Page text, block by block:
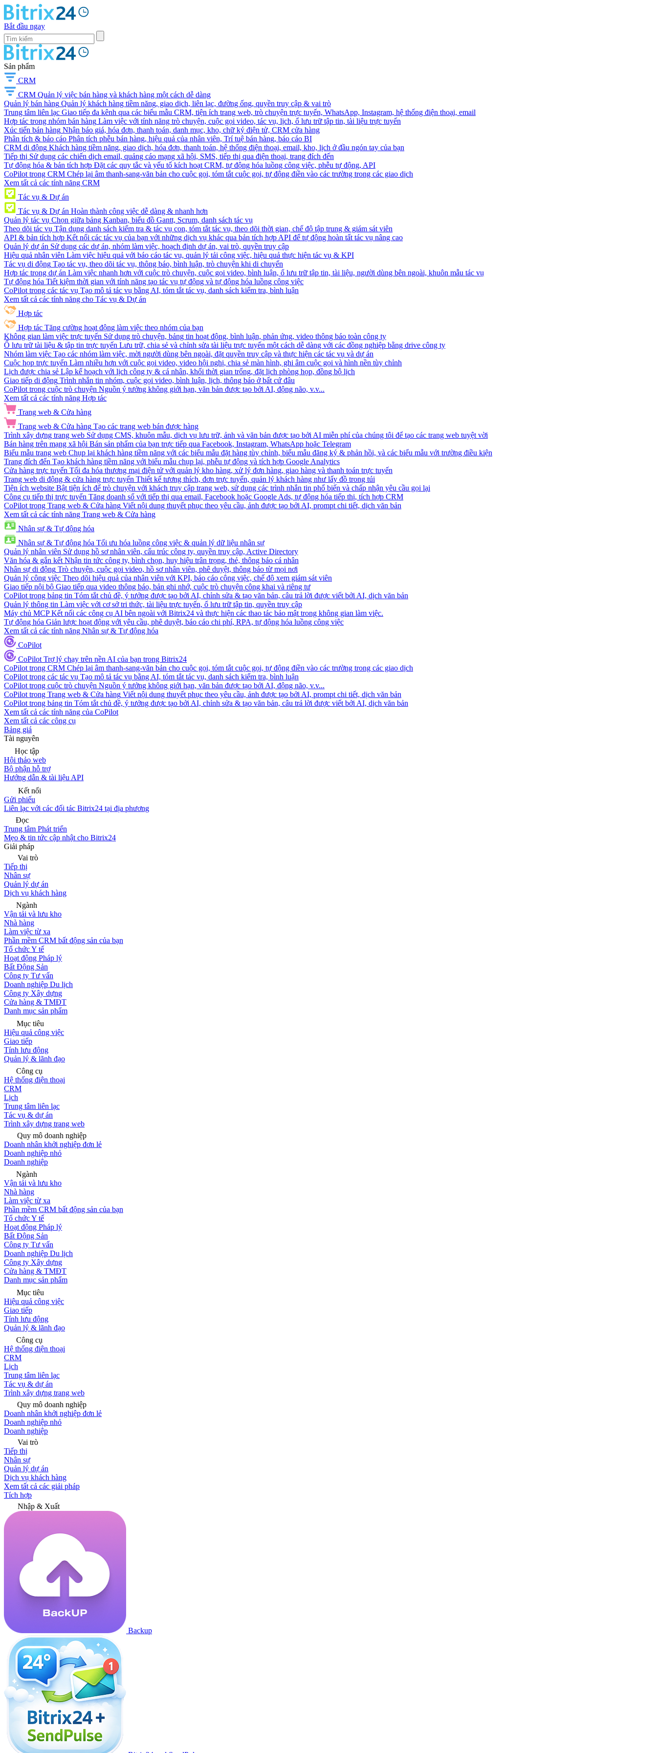
Bắt đầu ngay
Sản phẩm
CRM
CRM Quản lý việc bán hàng và khách hàng một cách dễ dàng
Quản lý bán hàng Quản lý khách hàng tiềm năng, giao dịch, liên lạc, đường ống, quyền truy cập & vai trò
Trung tâm liên lạc Giao tiếp đa kênh qua các biểu mẫu CRM, tiện ích trang web, trò chuyện trực tuyến, WhatsApp, Instagram, hệ thống điện thoại, email
Hợp tác trong nhóm bán hàng Làm việc với tính năng trò chuyện, cuộc gọi video, tác vụ, lịch, ổ lưu trữ tập tin, tài liệu trực tuyến
Xúc tiến bán hàng Nhận báo giá, hóa đơn, thanh toán, danh mục, kho, chữ ký điện tử, CRM cửa hàng
Phân tích & báo cáo Phân tích phễu bán hàng, hiệu quả của nhân viên, Trí tuệ bán hàng, báo cáo BI
CRM di động Khách hàng tiềm năng, giao dịch, hóa đơn, thanh toán, hệ thống điện thoại, email, kho, lịch ở đầu ngón tay của bạn
Tiếp thị Sử dụng các chiến dịch email, quảng cáo mạng xã hội, SMS, tiếp thị qua điện thoại, trang đích đến
Tự động hóa & bản tích hợp Đặt các quy tắc và yếu tố kích hoạt CRM, tự động hóa luồng công việc, phễu tự động, API
CoPilot trong CRM Chép lại âm thanh-sang-văn bản cho cuộc gọi, tóm tắt cuộc gọi, tự động điền vào các trường trong các giao dịch
Xem tất cả các tính năng CRM
Tác vụ & Dự án
Tác vụ & Dự án Hoàn thành công việc dễ dàng & nhanh hơn
Quản lý tác vụ Chọn giữa bảng Kanban, biểu đồ Gantt, Scrum, danh sách tác vụ
Theo dõi tác vụ Tận dụng danh sách kiểm tra & tác vụ con, tóm tắt tác vụ, theo dõi thời gian, chế độ tập trung & giám sát viên
API & bản tích hợp Kết nối các tác vụ của bạn với những dịch vụ khác qua bản tích hợp API để tự động hoàn tất tác vụ nâng cao
Quản lý dự án Sử dụng các dự án, nhóm làm việc, hoạch định dự án, vai trò, quyền truy cập
Hiệu quả nhân viên Làm việc hiệu quả với báo cáo tác vụ, quản lý tải công việc, hiệu quả thực hiện tác vụ & KPI
Tác vụ di động Tạo tác vụ, theo dõi tác vụ, thông báo, bình luận, trò chuyện khi di chuyển
Hợp tác trong dự án Làm việc nhanh hơn với cuộc trò chuyện, cuộc gọi video, bình luận, ổ lưu trữ tập tin, tài liệu, người dùng bên ngoài, khuôn mẫu tác vụ
Tự động hóa Tiết kiệm thời gian với tính năng tạo tác vụ tự động và tự động hóa luồng công việc
CoPilot trong các tác vụ Tạo mô tả tác vụ bằng AI, tóm tắt tác vụ, danh sách kiểm tra, bình luận
Xem tất cả các tính năng cho Tác vụ & Dự án
Hợp tác
Hợp tác Tăng cường hoạt động làm việc theo nhóm của bạn
Không gian làm việc trực tuyến Sử dụng trò chuyện, bảng tin hoạt động, bình luận, phản ứng, video thông báo toàn công ty
Ổ lưu trữ tài liệu & tập tin trực tuyến Lưu trữ, chia sẻ và chỉnh sửa tài liệu trực tuyến một cách dễ dàng với các đồng nghiệp bằng drive công ty
Nhóm làm việc Tạo các nhóm làm việc, mời người dùng bên ngoài, đặt quyền truy cập và thực hiện các tác vụ và dự án
Cuộc họp trực tuyến Làm nhiều hơn với cuộc gọi video, video hội nghị, chia sẻ màn hình, ghi âm cuộc gọi và hình nền tùy chỉnh
Lịch được chia sẻ Lập kế hoạch với lịch công ty & cá nhân, khối thời gian trống, đặt lịch phòng họp, đồng bộ lịch
Giao tiếp di động Trình nhắn tin nhóm, cuộc gọi video, bình luận, lịch, thông báo ở bất cứ đâu
CoPilot trong cuộc trò chuyện Nguồn ý tưởng không giới hạn, văn bản được tạo bởi AI, động não, v.v...
Xem tất cả các tính năng Hợp tác
Trang web & Cửa hàng
Trang web & Cửa hàng Tạo các trang web bán được hàng
Trình xây dựng trang web Sử dụng CMS, khuôn mẫu, dịch vụ lưu trữ, ảnh và văn bản được tạo bởi AI miễn phí của chúng tôi để tạo các trang web tuyệt vời
Bán hàng trên mạng xã hội Bán sản phẩm của bạn trực tiếp qua Facebook, Instagram, WhatsApp hoặc Telegram
Biểu mẫu trang web Chụp lại khách hàng tiềm năng với các biểu mẫu đặt hàng tùy chỉnh, biểu mẫu đăng ký & phản hồi, và các biểu mẫu với trường điều kiện
Trang đích đến Tạo khách hàng tiềm năng với biểu mẫu chụp lại, phễu tự động và tích hợp Google Analytics
Cửa hàng trực tuyến Tối đa hóa thương mại điện tử với quản lý kho hàng, xử lý đơn hàng, giao hàng và thanh toán trực tuyến
Trang web di động & cửa hàng trực tuyến Thiết kế tương thích, đơn trực tuyến, quản lý khách hàng như lấy đồ trong túi
Tiện ích website Bật tiện ích để trò chuyện với khách truy cập trang web, sử dụng các trình nhắn tin phổ biến và chấp nhận yêu cầu gọi lại
Công cụ tiếp thị trực tuyến Tăng doanh số với tiếp thị qua email, Facebook hoặc Google Ads, tự động hóa tiếp thị, tích hợp CRM
CoPilot trong Trang web & Cửa hàng Viết nội dung thuyết phục theo yêu cầu, ảnh được tạo bởi AI, prompt chi tiết, dịch văn bản
Xem tất cả các tính năng Trang web & Cửa hàng
Nhân sự & Tự động hóa
Nhân sự & Tự động hóa Tối ưu hóa luồng công việc & quản lý dữ liệu nhân sự
Quản lý nhân viên Sử dụng hồ sơ nhân viên, cấu trúc công ty, quyền truy cập, Active Directory
Văn hóa & gắn kết Nhận tin tức công ty, bình chọn, huy hiệu trân trọng, thẻ, thông báo cá nhân
Nhân sự di động Trò chuyện, cuộc gọi video, hồ sơ nhân viên, phê duyệt, thông báo từ mọi nơi
Quản lý công việc Theo dõi hiệu quả của nhân viên với KPI, báo cáo công việc, chế độ xem giám sát viên
Giao tiếp nội bộ Giao tiếp qua video thông báo, bản ghi nhớ, cuộc trò chuyện công khai và riêng tư
CoPilot trong bảng tin Tóm tắt chủ đề, ý tưởng được tạo bởi AI, chỉnh sửa & tạo văn bản, câu trả lời được viết bởi AI, dịch văn bản
Quản lý thông tin Làm việc với cơ sở tri thức, tài liệu trực tuyến, ổ lưu trữ tập tin, quyền truy cập
Máy chủ MCP Kết nối các công cụ AI bên ngoài với Bitrix24 và thực hiện các thao tác bảo mật trong không gian làm việc.
Tự động hóa Giản lược hoạt động với yêu cầu, phê duyệt, báo cáo chi phí, RPA, tự động hóa luồng công việc
Xem tất cả các tính năng Nhân sự & Tự động hóa
CoPilot
CoPilot Trợ lý chạy trên nền AI của bạn trong Bitrix24
CoPilot trong CRM Chép lại âm thanh-sang-văn bản cho cuộc gọi, tóm tắt cuộc gọi, tự động điền vào các trường trong các giao dịch
CoPilot trong các tác vụ Tạo mô tả tác vụ bằng AI, tóm tắt tác vụ, danh sách kiểm tra, bình luận
CoPilot trong cuộc trò chuyện Nguồn ý tưởng không giới hạn, văn bản được tạo bởi AI, động não, v.v...
CoPilot trong Trang web & Cửa hàng Viết nội dung thuyết phục theo yêu cầu, ảnh được tạo bởi AI, prompt chi tiết, dịch văn bản
CoPilot trong bảng tin Tóm tắt chủ đề, ý tưởng được tạo bởi AI, chỉnh sửa & tạo văn bản, câu trả lời được viết bởi AI, dịch văn bản
Xem tất cả các tính năng của CoPilot
Xem tất cả các công cụ
Bảng giá
Tài nguyên
Học tập
Hội thảo web
Bộ phận hỗ trợ
Hướng dẫn & tài liệu API
Kết nối
Gửi phiếu
Liên lạc với các đối tác Bitrix24 tại địa phương
Đọc
Trung tâm Phát triển
Mẹo & tin tức cập nhật cho Bitrix24
Giải pháp
Vai trò
Tiếp thị
Nhân sự
Quản lý dự án
Dịch vụ khách hàng
Ngành
Vận tải và lưu kho
Nhà hàng
Làm việc từ xa
Phần mềm CRM bất động sản của bạn
Tổ chức Y tế
Hoạt động Pháp lý
Bất Động Sản
Công ty Tư vấn
Doanh nghiệp Du lịch
Công ty Xây dựng
Cửa hàng & TMĐT
Danh mục sản phẩm
Mục tiêu
Hiệu quả công việc
Giao tiếp
Tính lưu động
Quản lý & lãnh đạo
Công cụ
Hệ thống điện thoại
CRM
Lịch
Trung tâm liên lạc
Tác vụ & dự án
Trình xây dựng trang web
Quy mô doanh nghiệp
Doanh nhân khởi nghiệp đơn lẻ
Doanh nghiệp nhỏ
Doanh nghiệp
Ngành
Vận tải và lưu kho
Nhà hàng
Làm việc từ xa
Phần mềm CRM bất động sản của bạn
Tổ chức Y tế
Hoạt động Pháp lý
Bất Động Sản
Công ty Tư vấn
Doanh nghiệp Du lịch
Công ty Xây dựng
Cửa hàng & TMĐT
Danh mục sản phẩm
Mục tiêu
Hiệu quả công việc
Giao tiếp
Tính lưu động
Quản lý & lãnh đạo
Công cụ
Hệ thống điện thoại
CRM
Lịch
Trung tâm liên lạc
Tác vụ & dự án
Trình xây dựng trang web
Quy mô doanh nghiệp
Doanh nhân khởi nghiệp đơn lẻ
Doanh nghiệp nhỏ
Doanh nghiệp
Vai trò
Tiếp thị
Nhân sự
Quản lý dự án
Dịch vụ khách hàng
Xem tất cả các giải pháp
Tích hợp
Nhập & Xuất
Backup